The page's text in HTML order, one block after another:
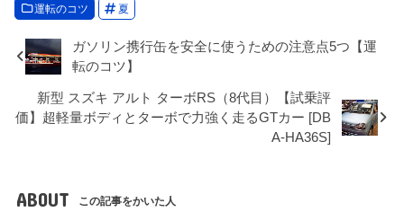
運転のコツ 夏
ガソリン携行缶を安全に使うための注意点5つ【運
転のコツ】
新型 スズキ アルト ターボRS（8代目）【試乗評
価】超軽量ボディとターボで力強く走るGTカー [DB
A-HA36S]
ABOUT この記事をかいた人